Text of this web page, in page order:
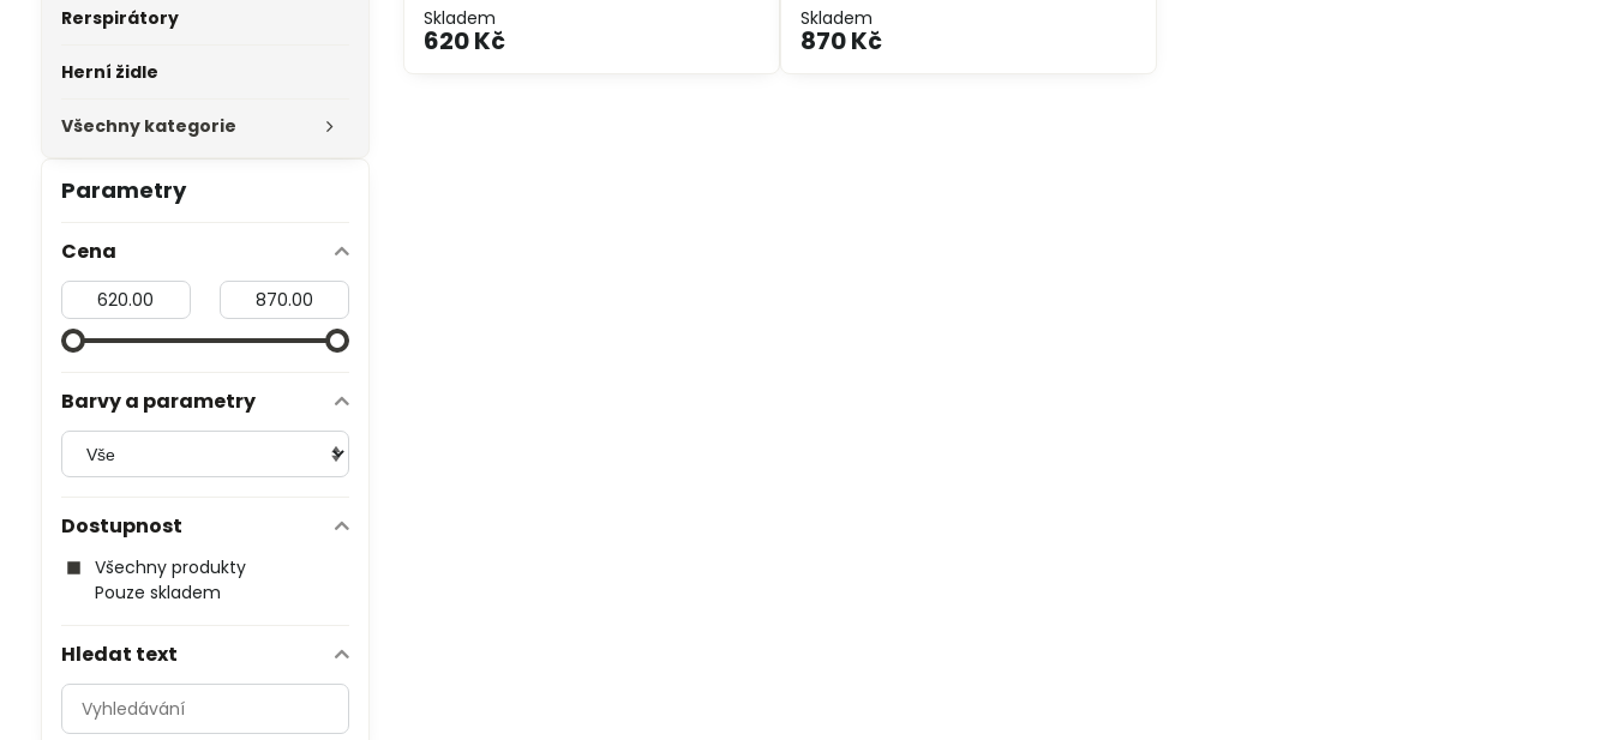
Skladem
620 Kč
Skladem
870 Kč
Parametry
Cena
Od:
Do:
Barvy a parametry
Dostupnost
Všechny produkty
Pouze skladem
Hledat text
Prohledat
výsledky
Rerspirátory
Herní židle
Všechny kategorie